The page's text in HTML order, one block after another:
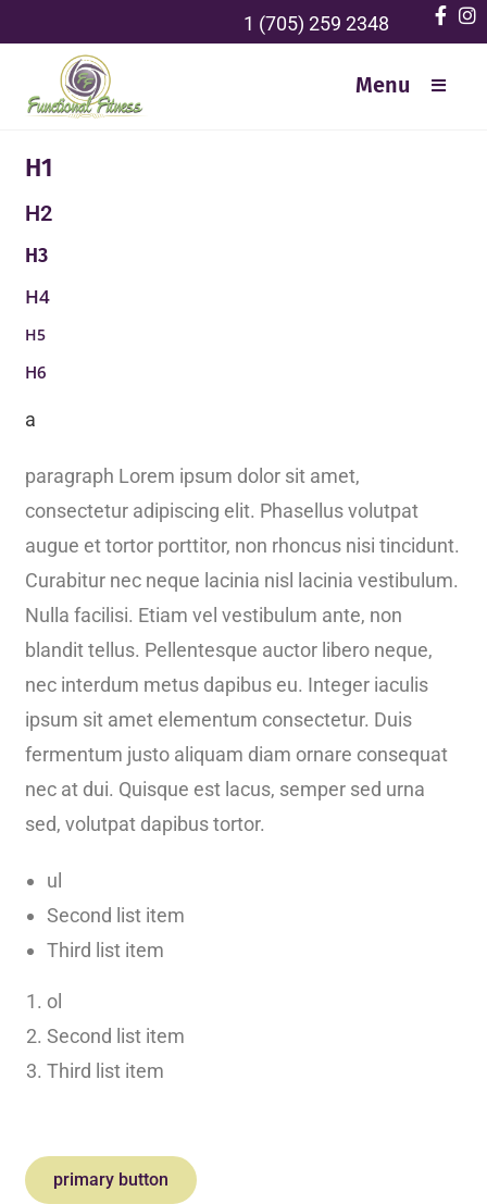
1 (705) 259 2348
Menu
H1
H2
H3
H4
H5
H6
a
paragraph Lorem ipsum dolor sit amet,
consectetur adipiscing elit. Phasellus volutpat
augue et tortor porttitor, non rhoncus nisi tincidunt.
Curabitur nec neque lacinia nisl lacinia vestibulum.
Nulla facilisi. Etiam vel vestibulum ante, non
blandit tellus. Pellentesque auctor libero neque,
nec interdum metus dapibus eu. Integer iaculis
ipsum sit amet elementum consectetur. Duis
fermentum justo aliquam diam ornare consequat
nec at dui. Quisque est lacus, semper sed urna
sed, volutpat dapibus tortor.
ul
Second list item
Third list item
ol
Second list item
Third list item
primary button